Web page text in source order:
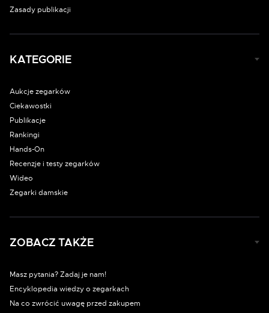
Zasady publikacji
KATEGORIE
Aukcje zegarków
Ciekawostki
Publikacje
Rankingi
Hands-On
Recenzje i testy zegarków
Wideo
Zegarki damskie
ZOBACZ TAKŻE
Masz pytania? Zadaj je nam!
Encyklopedia wiedzy o zegarkach
Na co zwrócić uwagę przed zakupem